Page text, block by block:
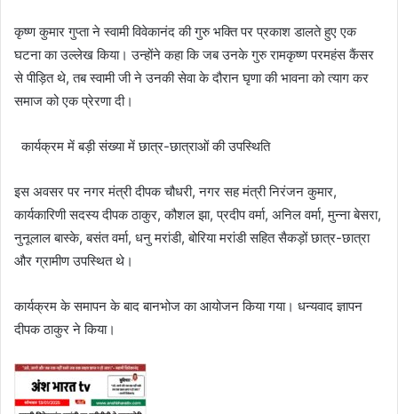
कृष्ण कुमार गुप्ता ने स्वामी विवेकानंद की गुरु भक्ति पर प्रकाश डालते हुए एक
घटना का उल्लेख किया। उन्होंने कहा कि जब उनके गुरु रामकृष्ण परमहंस कैंसर
से पीड़ित थे, तब स्वामी जी ने उनकी सेवा के दौरान घृणा की भावना को त्याग कर
समाज को एक प्रेरणा दी।
कार्यक्रम में बड़ी संख्या में छात्र-छात्राओं की उपस्थिति
इस अवसर पर नगर मंत्री दीपक चौधरी, नगर सह मंत्री निरंजन कुमार,
कार्यकारिणी सदस्य दीपक ठाकुर, कौशल झा, प्रदीप वर्मा, अनिल वर्मा, मुन्ना बेसरा,
नुनूलाल बास्के, बसंत वर्मा, धनु मरांडी, बोरिया मरांडी सहित सैकड़ों छात्र-छात्रा
और ग्रामीण उपस्थित थे।
कार्यक्रम के समापन के बाद बानभोज का आयोजन किया गया। धन्यवाद ज्ञापन
दीपक ठाकुर ने किया।